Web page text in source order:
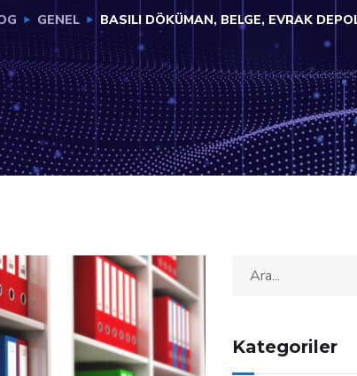
GENEL BASILI DÖKÜMAN, BELGE, EVRAK
Kategoriler